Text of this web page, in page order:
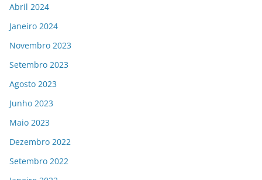
Abril 2024
Janeiro 2024
Novembro 2023
Setembro 2023
Agosto 2023
Junho 2023
Maio 2023
Dezembro 2022
Setembro 2022